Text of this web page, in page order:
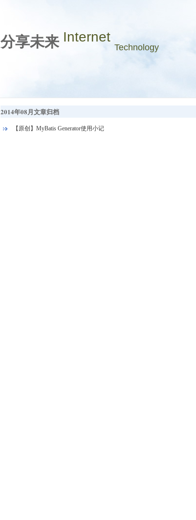
分享未来 Internet
Technology
2014年08月文章归档
【原创】MyBatis Generator使用小记